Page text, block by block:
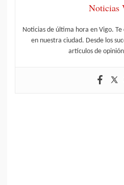
Noticias
Noticias de última hora en Vigo.
en nuestra ciudad. Desde los
artículos de